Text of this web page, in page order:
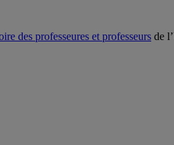
des professeures et professeurs de